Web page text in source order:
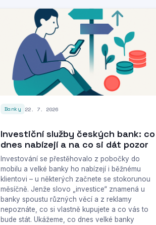
Banky 22. 7. 2026
Investiční služby českých bank: co
dnes nabízejí a na co si dát pozor
Investování se přestěhovalo z pobočky do
mobilu a velké banky ho nabízejí i běžnému
klientovi – u některých začnete se stokorunou
měsíčně. Jenže slovo „investice“ znamená u
banky spoustu různých věcí a z reklamy
nepoznáte, co si vlastně kupujete a co vás to
bude stát. Ukážeme, co dnes velké banky